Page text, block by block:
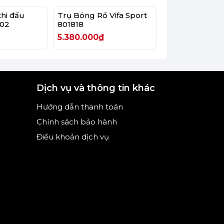
đấu
Trụ Bóng Rổ Vifa Sport
801818
5.380.000₫
Dịch vụ và thông tin khác
Hướng dẫn thanh toán
Chính sách bảo hành
Điều khoản dịch vụ